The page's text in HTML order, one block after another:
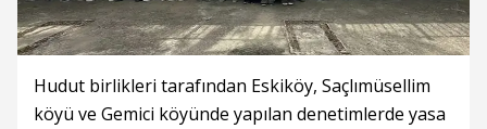
Hudut birlikleri tarafından Eskiköy, Saçlımüsellim
köyü ve Gemici köyünde yapılan denetimlerde yasa